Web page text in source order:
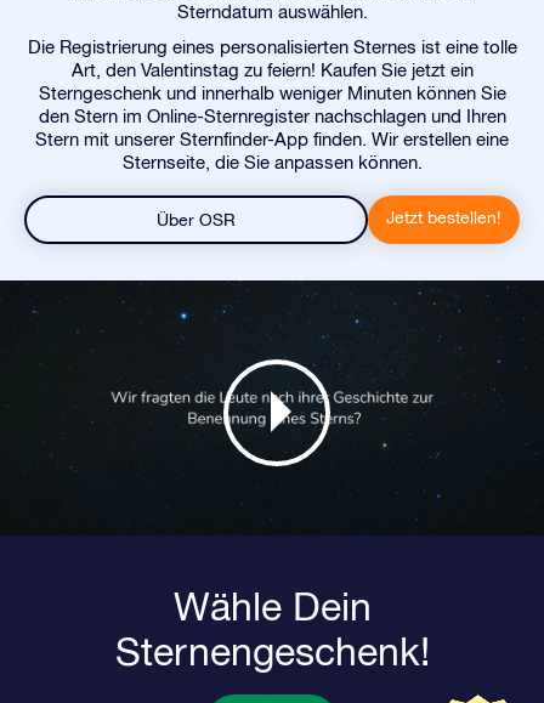
Sterndatum auswählen.
Die Registrierung eines personalisierten Sternes ist eine tolle
Art, den Valentinstag zu feiern! Kaufen Sie jetzt ein
Sterngeschenk und innerhalb weniger Minuten können Sie
den Stern im Online-Sternregister nachschlagen und Ihren
Stern mit unserer Sternfinder-App finden. Wir erstellen eine
Sternseite, die Sie anpassen können.
Über OSR Jetzt bestellen!
Wähle Dein
Sternengeschenk!